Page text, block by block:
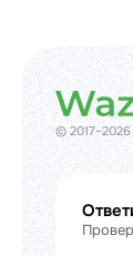
© 2017–2026